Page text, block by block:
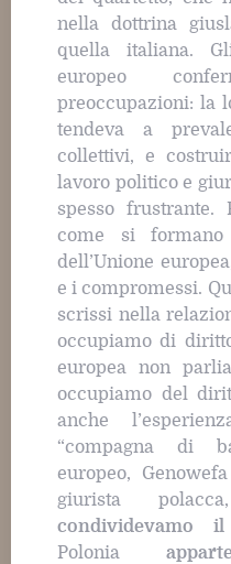
nella dottrina
quella italiana.
europeo
preoccupazioni: la
tendeva a
collettivi, e
lavoro politico e
spesso frustrante.
come si
dell’Unione
e i compromessi.
scrissi nella
occupiamo di
europea non
occupiamo del
anche
“compagna di
europeo,
giurista
condividevamo
Polonia